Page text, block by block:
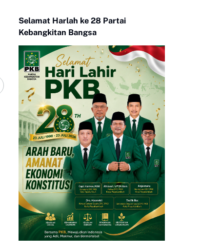
Selamat Harlah ke 28 Partai
Kebangkitan Bangsa